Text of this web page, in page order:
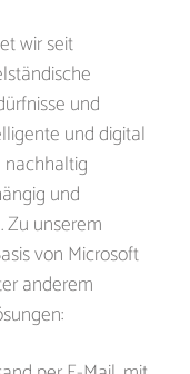
wir seit
und
und digital
und
Zu unserem
von Microsoft
anderem